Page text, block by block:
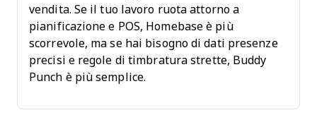
vendita. Se il tuo lavoro ruota attorno a
pianificazione e POS, Homebase è più
scorrevole, ma se hai bisogno di dati presenze
precisi e regole di timbratura strette, Buddy
Punch è più semplice.